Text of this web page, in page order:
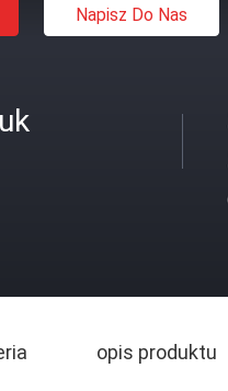
Napisz Do Nas
opis produktu